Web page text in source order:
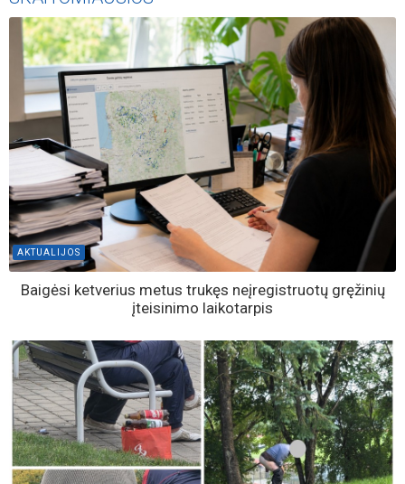
AKTUALIJOS
Baigėsi ketverius metus trukęs neįregistruotų gręžinių
įteisinimo laikotarpis